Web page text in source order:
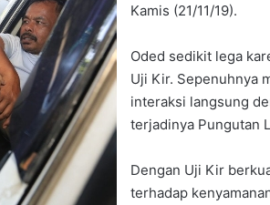
Kamis (21/11/19).
Oded sedikit lega
Uji Kir. Sepenuhnya
interaksi langsung
terjadinya Pungutan
Dengan Uji Kir
terhadap